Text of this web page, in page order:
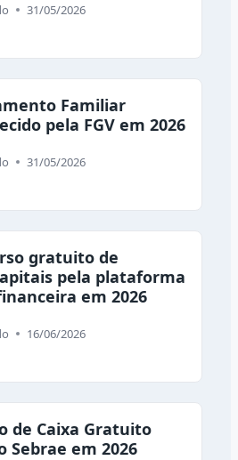
31/05/2026
Familiar
pela FGV em 2026
31/05/2026
gratuito de
pela plataforma
em 2026
16/06/2026
de Caixa Gratuito
Sebrae em 2026